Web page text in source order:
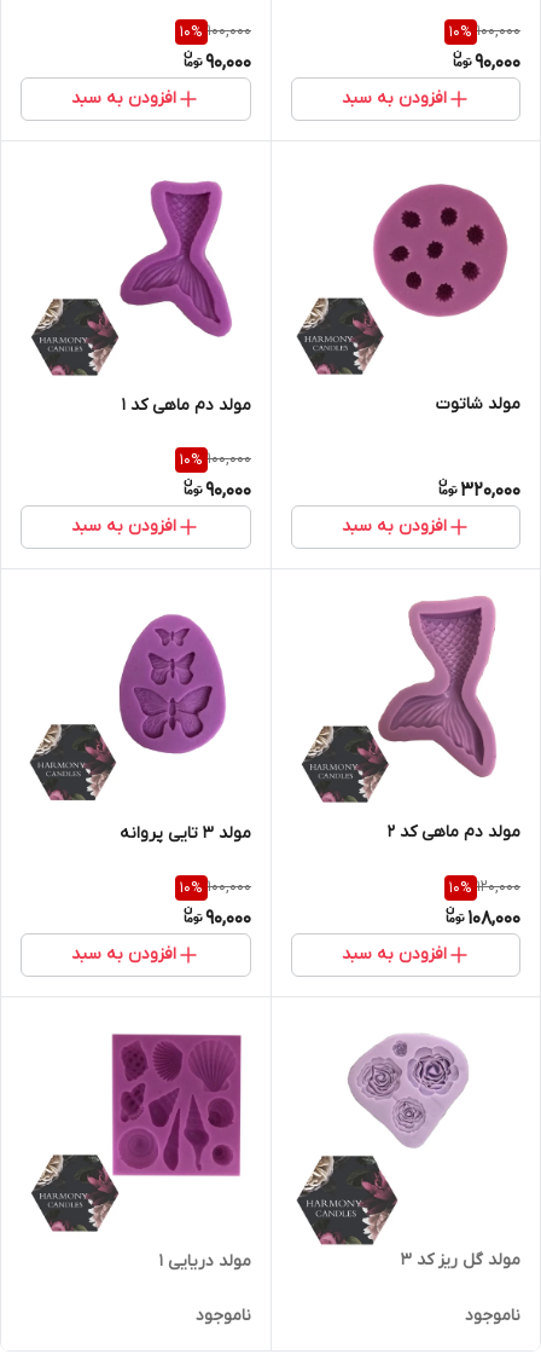
100,000
10%
90,000
افزودن به سبد
100,000
10%
90,000
افزودن به سبد
مولد شاتوت
320,000
افزودن به سبد
مولد دم ماهی کد ۱
100,000
10%
90,000
افزودن به سبد
مولد دم ماهی کد ۲
120,000
10%
108,000
افزودن به سبد
مولد ۳ تایی پروانه
100,000
10%
90,000
افزودن به سبد
مولد گل ریز کد ۳
ناموجود
مولد دریایی ۱
ناموجود